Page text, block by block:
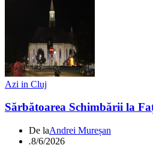
Azi in Cluj
Sărbătoarea Schimbării la
De laAndrei Mureșan
.8/6/2026